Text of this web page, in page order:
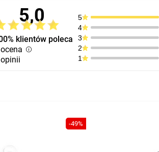
5,0
klientów poleca
5
4
3
2
1
-49%